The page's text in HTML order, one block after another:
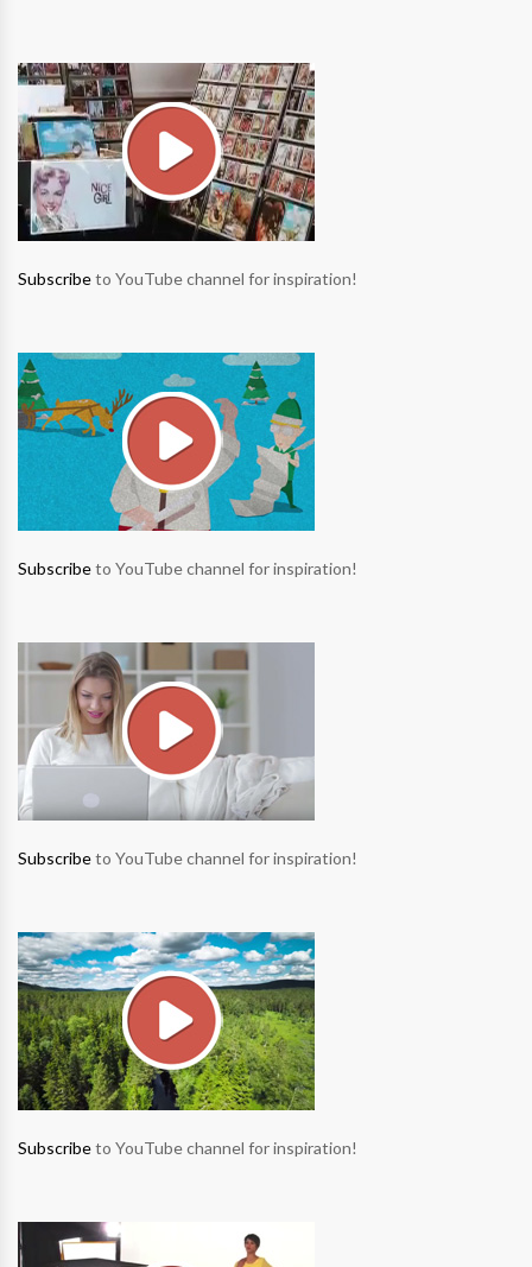
Subscribeto YouTube channel for inspiration!
Subscribeto YouTube channel for inspiration!
Subscribeto YouTube channel for inspiration!
Subscribeto YouTube channel for inspiration!